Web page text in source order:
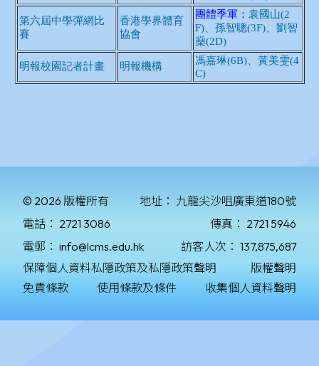
© 2026 版權所有 地址： 九龍尖沙咀廣東道180號
電話： 2721 3086 傳真： 2721 5946
電郵： info@lcms.edu.hk 訪客人次： 137,875,687
保障個人資料私隱政策及私隱政策聲明
版權聲明
免責條款
使用條款及條件 收集個人資料聲明